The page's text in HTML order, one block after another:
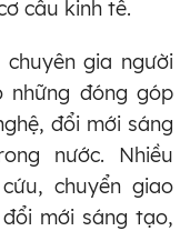
cấu kinh tế.
gia người
những đóng góp
đổi mới sáng
nước. Nhiều
chuyển giao
mới sáng tạo,